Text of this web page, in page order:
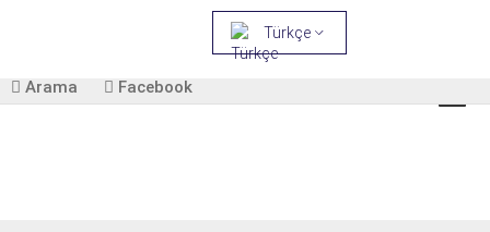
Türkçe
Arama Facebook